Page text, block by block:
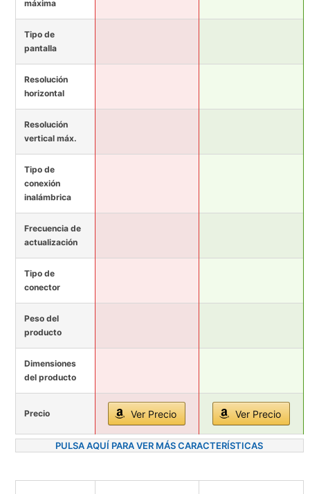
máxima
Tipo de
pantalla
Resolución
horizontal
Resolución
vertical máx.
Tipo de
conexión
inalámbrica
Frecuencia de
actualización
Tipo de
conector
Peso del
producto
Dimensiones
del producto
Precio Ver Precio Ver Precio
PULSA AQUÍ PARA VER MÁS CARACTERÍSTICAS